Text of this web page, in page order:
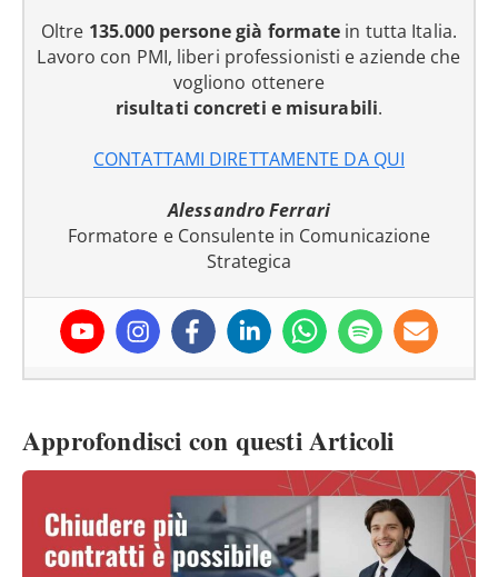
Oltre 135.000 persone già formate in tutta Italia.
Lavoro con PMI, liberi professionisti e aziende che
vogliono ottenere
risultati concreti e misurabili.
CONTATTAMI DIRETTAMENTE DA QUI
Alessandro Ferrari
Formatore e Consulente in Comunicazione
Strategica
Approfondisci con questi Articoli